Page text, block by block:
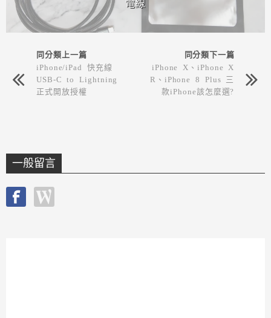
電線
同分類上一篇
iPhone/iPad 快充線
USB-C to Lightning
正式開放授權
同分類下一篇
iPhone X、iPhone X
R、iPhone 8 Plus 三
款iPhone該怎麼選?
一般留言